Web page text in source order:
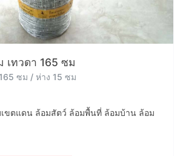
เทวดา 165 ซม
ซม / ห่าง 15 ซม
เขตแดน ล้อมสัตว์ ล้อมพื้นที่ ล้อมบ้าน ล้อม